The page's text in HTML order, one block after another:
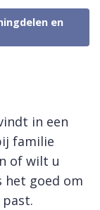
en
in een
familie
of wilt u
het goed om